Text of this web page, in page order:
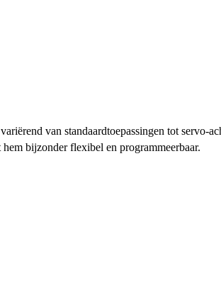
van standaardtoepassingen tot servo-
bijzonder flexibel en programmeerbaar.